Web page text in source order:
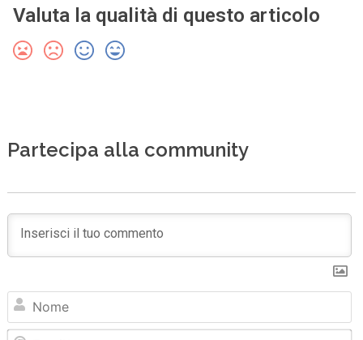
Valuta la qualità di questo articolo
Partecipa alla community